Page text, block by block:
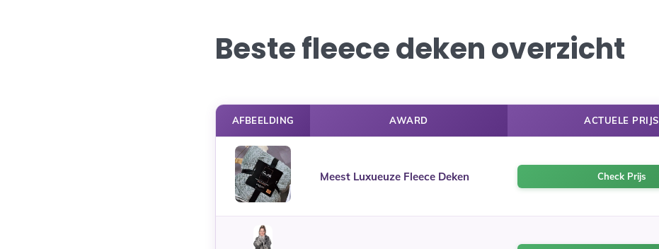
Beste fleece deken overzicht
AFBEELDING AWARD ACTUELE PRIJS
Meest Luxueuze Fleece Deken Check Prijs